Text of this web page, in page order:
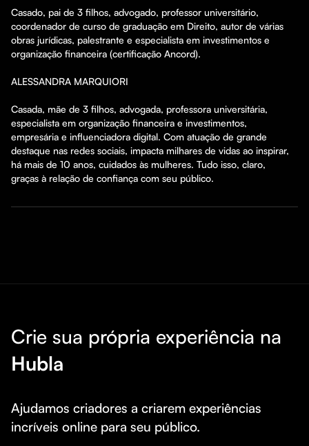
Casado, pai de 3 filhos, advogado, professor universitário,
coordenador de curso de graduação em Direito, autor de várias
obras jurídicas, palestrante e especialista em investimentos e
organização financeira (certificação Ancord).
ALESSANDRA MARQUIORI
Casada, mãe de 3 filhos, advogada, professora universitária,
especialista em organização financeira e investimentos,
empresária e influenciadora digital. Com atuação de grande
destaque nas redes sociais, impacta milhares de vidas ao inspirar,
há mais de 10 anos, cuidados às mulheres. Tudo isso, claro,
graças à relação de confiança com seu público.
Crie sua própria experiência na
Hubla
Ajudamos criadores a criarem experiências
incríveis online para seu público.